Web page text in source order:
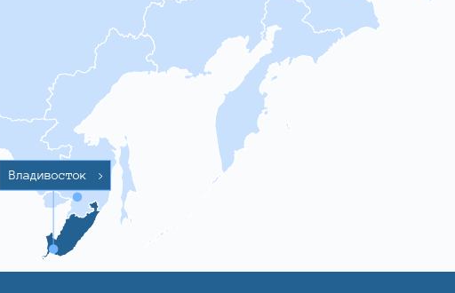
Владивосток >